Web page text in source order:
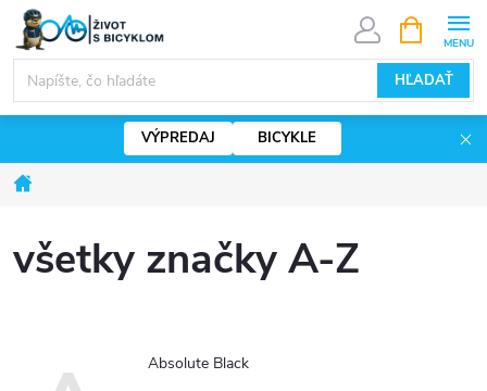
Prejsť
obsah
HĽADAŤ
KOŠÍK
VÝPREDAJ BICYKLE
všetky značky A-Z
Absolute Black
eshop.zivotsbicyklom.sk - Chat